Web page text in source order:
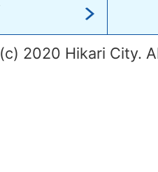
2020 Hikari City.